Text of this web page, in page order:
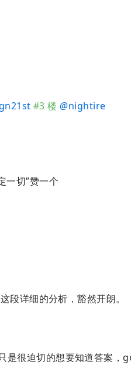
#3 楼 @nightire
一切”赞一个
段详细的分析，豁然开朗。
是很迫切的想要知道答案，